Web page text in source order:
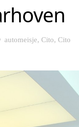
automeisje, Cito, Cito